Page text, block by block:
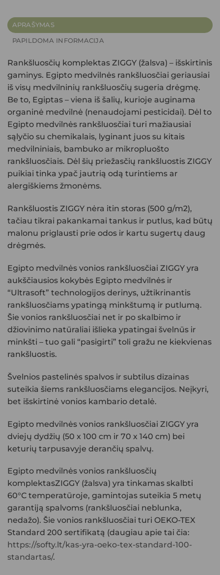
APRAŠYMAS
PAPILDOMA INFORMACIJA
Rankšluosčių komplektas ZIGGY (žalsva) – išskirtinis
gaminys. Egipto medvilnės rankšluosčiai geriausiai
iš visų medvilninių rankšluosčių sugeria drėgmę.
Be to, Egiptas – viena iš šalių, kurioje auginama
organinė medvilnė (nenaudojami pesticidai). Dėl to
Egipto medvilnės rankšluosčiai turi mažiausiai
sąlyčio su chemikalais, lyginant juos su kitais
medvilniniais, bambuko ar mikropluošto
rankšluosčiais. Dėl šių priežasčių rankšluostis ZIGGY
puikiai tinka ypač jautrią odą turintiems ar
alergiškiems žmonėms.
Rankšluostis ZIGGY nėra itin storas (500 g/m2),
tačiau tikrai pakankamai tankus ir putlus, kad būtų
malonu priglausti prie odos ir kartu sugertų daug
drėgmės.
Egipto medvilnės vonios rankšluosčiai ZIGGY yra
aukščiausios kokybės Egipto medvilnės ir
“Ultrasoft” technologijos derinys, užtikrinantis
rankšluosčiams ypatingą minkštumą ir putlumą.
Šie vonios rankšluosčiai net ir po skalbimo ir
džiovinimo natūraliai išlieka ypatingai švelnūs ir
minkšti – tuo gali “pasigirti” toli gražu ne kiekvienas
rankšluostis.
Švelnios pastelinės spalvos ir subtilus dizainas
suteikia šiems rankšluosčiams elegancijos. Neįkyri,
bet išskirtinė vonios kambario detalė.
Egipto medvilnės vonios rankšluosčiai ZIGGY yra
dviejų dydžių (50 x 100 cm ir 70 x 140 cm) bei
keturių tarpusavyje derančių spalvų.
Egipto medvilnės vonios rankšluosčių
komplektasZIGGY (žalsva) yra tinkamas skalbti
60°C temperatūroje, gamintojas suteikia 5 metų
garantiją spalvoms (rankšluosčiai neblunka,
nedažo). Šie vonios rankšluosčiai turi OEKO-TEX
Standard 200 sertifikatą (daugiau apie tai čia:
https://softy.lt/kas-yra-oeko-tex-standard-100-
standartas/.